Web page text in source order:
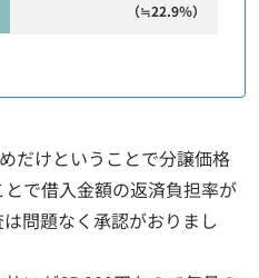
（≒22.9％）
だけということで分譲価格
で借入金額の返済負担率が
問題なく承認がおりまし